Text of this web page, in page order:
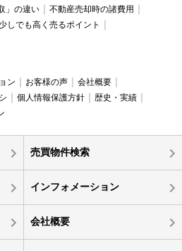
」の違い
不動産売却時の諸費用
少しでも高く売るポイント
ン お客様の声
会社概要
個人情報保護方針
歴史・実績
売買物件検索
インフォメーション
会社概要